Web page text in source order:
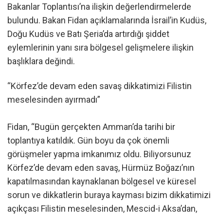
Bakanlar Toplantısı’na ilişkin değerlendirmelerde
bulundu. Bakan Fidan açıklamalarında İsrail’in Kudüs,
Doğu Kudüs ve Batı Şeria’da artırdığı şiddet
eylemlerinin yanı sıra bölgesel gelişmelere ilişkin
başlıklara değindi.
“Körfez’de devam eden savaş dikkatimizi Filistin
meselesinden ayırmadı”
Fidan, “Bugün gerçekten Amman’da tarihi bir
toplantıya katıldık. Gün boyu da çok önemli
görüşmeler yapma imkanımız oldu. Biliyorsunuz
Körfez’de devam eden savaş, Hürmüz Boğazı’nın
kapatılmasından kaynaklanan bölgesel ve küresel
sorun ve dikkatlerin buraya kayması bizim dikkatimizi
açıkçası Filistin meselesinden, Mescid-i Aksa’dan,